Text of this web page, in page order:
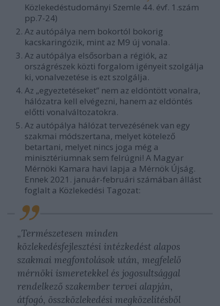
Közlekedéstudományi Szemle 44. évf. 1.szám
pp.7-24)
Az autópálya nem bokortól bokorig
kacskaringózik, mint az M9 új vonala.
Az autópálya elsősorban a régiók, az
országrészek közti forgalom igényeit szolgálja
ki, vonalvezetése is ezt szolgálja.
Az „egyeztetéseket” nem az eldöntött vonalra,
hálózatra kell elvégezni, hanem az eldöntés
előtti vonalváltozatokra.
Az autópálya hálózat tervezésének van egy
szakmai módszertana, melyet kötelező
betartani, melyet nincs joga még a
minisztériumnak sem felrúgni! A Magyar
Mérnöki Kamara havi lapja a Mérnök Újság.
Ennek 2021. január-februári számában állást
foglalt a Közlekedési Tagozat:
„Természetesen minden
közlekedésfejlesztési intézkedést alapos
szakmai megfontolások után, megfelelő
mérnöki ismeretekkel és jogosultsággal
rendelkező szakember tervei alapján,
átfogó, összközlekedési megközelítésből